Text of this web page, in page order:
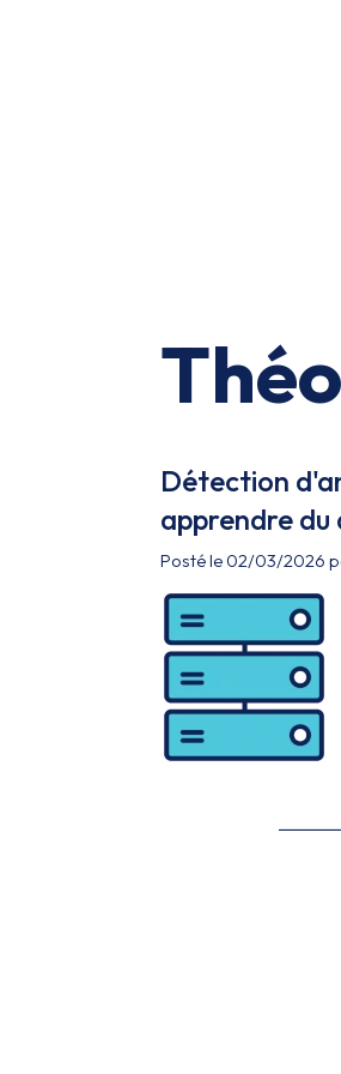
Détection
apprendre
Posté le 02/03/2026